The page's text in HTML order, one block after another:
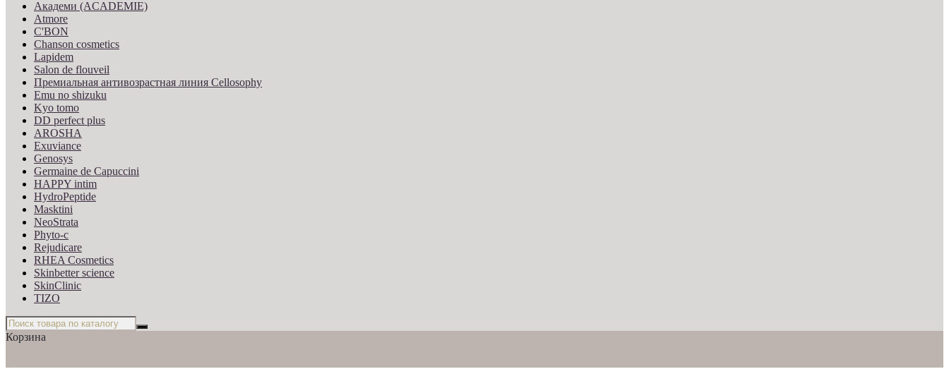
Академи (ACADEMIE)
Atmore
C'BON
Chanson cosmetics
Lapidem
Salon de flouveil
Премиальная антивозрастная линия Cellosophy
Emu no shizuku
Kyo tomo
DD perfect plus
AROSHA
Exuviance
Genosys
Germaine de Capuccini
HAPPY intim
HydroPeptide
Masktini
NeoStrata
Phyto-c
Rejudicare
RHEA Cosmetics
Skinbetter science
SkinСlinic
TIZO
Корзина